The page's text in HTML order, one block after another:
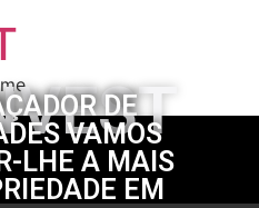
DE
VAMOS
LHE A MAIS
EM